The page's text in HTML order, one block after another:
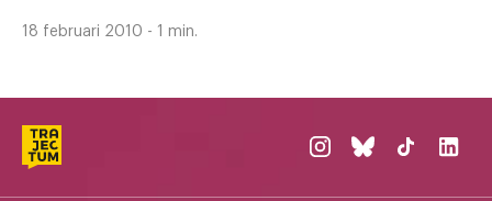
18 februari 2010 - 1 min.